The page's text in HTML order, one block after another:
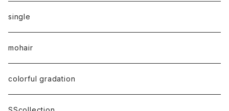
single
mohair
colorful gradation